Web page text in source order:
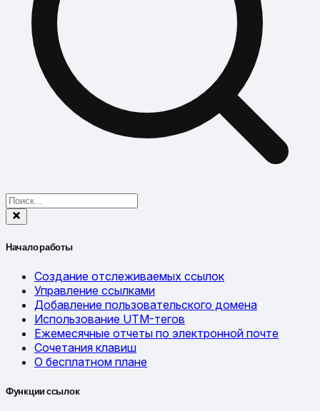
Начало работы
Создание отслеживаемых ссылок
Управление ссылками
Добавление пользовательского домена
Использование UTM-тегов
Ежемесячные отчеты по электронной почте
Сочетания клавиш
О бесплатном плане
Функции ссылок